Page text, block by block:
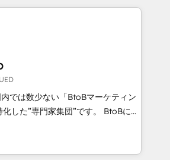
sugli investimenti.
く、
てご提案。「導入して終わり」では
スタンスです。 また、
、ferret One、WordPress、
CMS）などの各種CMSを活用
のBtoB企業のサイト制作経験をもと
ートを独自開発。 企業のさま
に対して「戦略、設計・デザイン、
では数少ない「BtoBマーケティン
”専門家集団”です。 BtoBに特
告運用などのオンライン施策か
ルスや展示会などのオフライン施策
。 「経験豊富な”専門家集団”によ